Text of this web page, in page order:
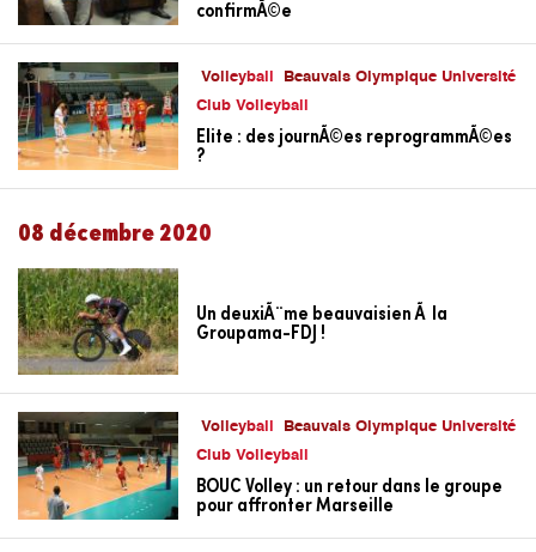
confirmÃ©e
Volleyball
Beauvais Olympique Université
Club Volleyball
Elite : des journÃ©es reprogrammÃ©es
?
08 décembre 2020
Un deuxiÃ¨me beauvaisien Ã la
Groupama-FDJ !
Volleyball
Beauvais Olympique Université
Club Volleyball
BOUC Volley : un retour dans le groupe
pour affronter Marseille